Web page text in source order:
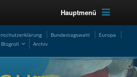
Hauptmenü
Bundestagswahl
Europa
Blogroll Archiv